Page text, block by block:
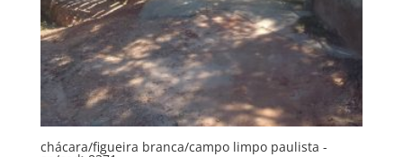
chácara/figueira branca/campo limpo paulista -